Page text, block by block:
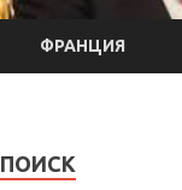
ФРАНЦИЯ
ПОИСК